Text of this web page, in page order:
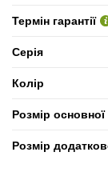
Термін гарантії
Серія
Колір
Розмір основної
Розмір